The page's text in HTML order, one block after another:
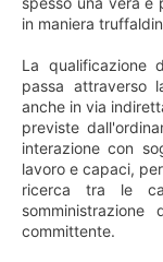
in maniera
La qualificazione
passa attraverso
anche in via
previste
interazione con
lavoro e capaci,
ricerca tra le
committente.